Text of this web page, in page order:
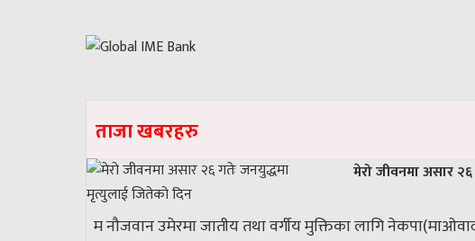
ताजा खबरहरु
मेरो जीवनमा असार
म नौजवान उमेरमा जातीय तथा वर्गीय मुक्तिका लागि